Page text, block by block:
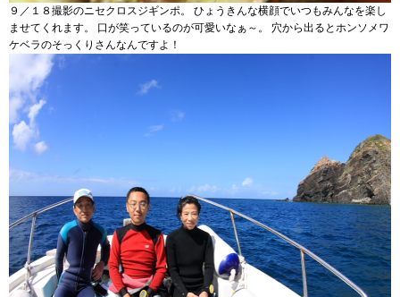
９／１８撮影のニセクロスジギンポ。 ひょうきんな横顔でいつもみんなを楽し
ませてくれます。 口が笑っているのが可愛いなぁ～。 穴から出るとホンソメワ
ケベラのそっくりさんなんですよ！